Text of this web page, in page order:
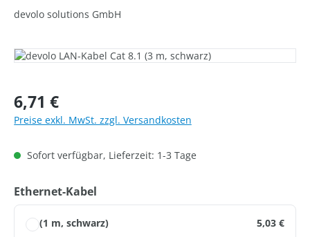
devolo solutions GmbH
Bildergalerie überspringen
Regulärer Preis:
6,71 €
Preise exkl. MwSt. zzgl. Versandkosten
Sofort verfügbar, Lieferzeit: 1-3 Tage
Ethernet-Kabel
(1 m, schwarz) 5,03 €